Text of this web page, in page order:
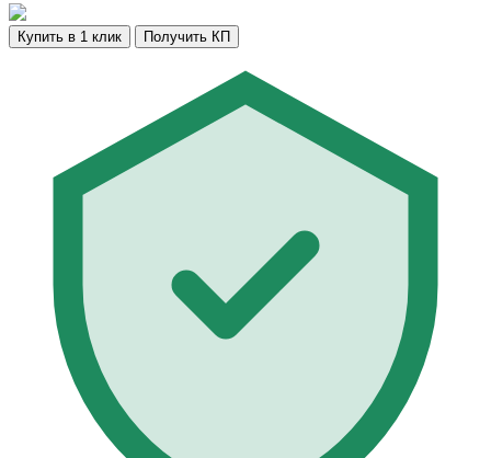
Купить в 1 клик Получить КП